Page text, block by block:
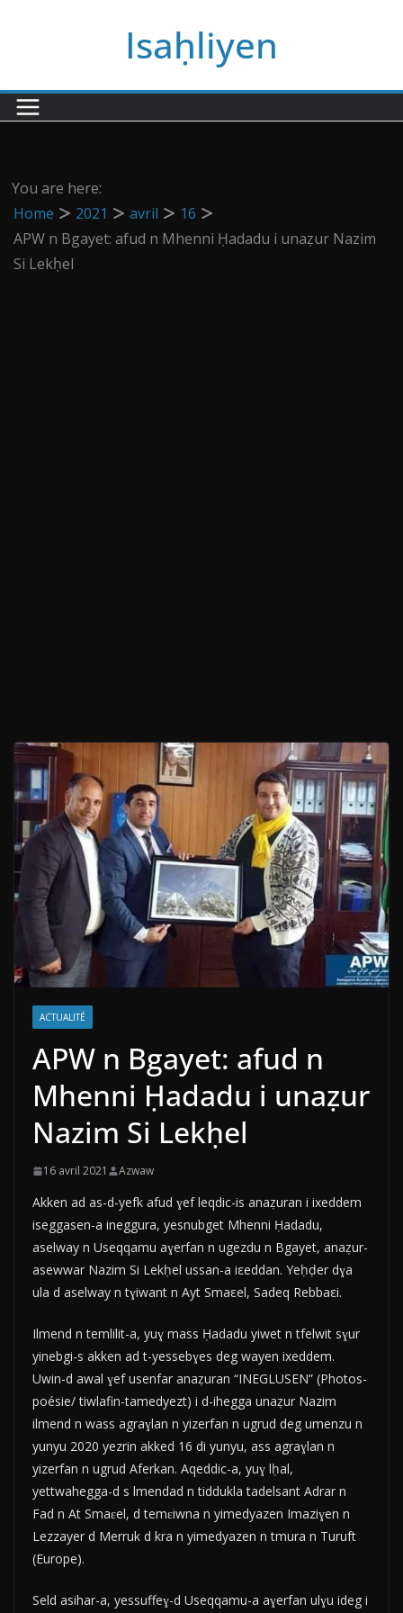
Isaḥliyen
You are here:
Home
2021 avril
16
APW n Bgayet: afud n Mhenni Ḥadadu i unaẓur Nazim
Si Lekḥel
ACTUALITÉ
APW n Bgayet: afud n
Mhenni Ḥadadu i unaẓur
Nazim Si Lekḥel
16 avril 2021 Azwaw
Akken ad as-d-yefk afud ɣef leqdic-is anaẓuran i ixeddem
iseggasen-a ineggura, yesnubget Mhenni Ḥadadu,
aselway n Useqqamu aɣerfan n ugezdu n Bgayet, anaẓur-
asewwar Nazim Si Lekḥel ussan-a iεeddan. Yeḥḍer dɣa
ula d aselway n tɣiwant n Ayt Smaεel, Sadeq Rebbaεi.
Ilmend n temlilit-a, yuɣ mass Ḥadadu yiwet n tfelwit sɣur
yinebgi-s akken ad t-yessebɣes deg wayen ixeddem.
Uwin-d awal ɣef usenfar anaẓuran “INEGLUSEN” (Photos-
poésie/ tiwlafin-tamedyezt) i d-ihegga unaẓur Nazim
ilmend n wass agraɣlan n yizerfan n ugrud deg umenzu n
yunyu 2020 yezrin akked 16 di yunyu, ass agraɣlan n
yizerfan n ugrud Aferkan. Aqeddic-a, yuɣ lḥal,
yettwahegga-d s lmendad n tiddukla tadelsant Adrar n
Fad n At Smaɛel, d temɛiwna n yimedyazen Imaziɣen n
Lezzayer d Merruk d kra n yimedyazen n tmura n Turuft
(Europe).
Seld asihar-a, yessuffeɣ-d Useqqamu-a aɣerfan ulɣu ideg i